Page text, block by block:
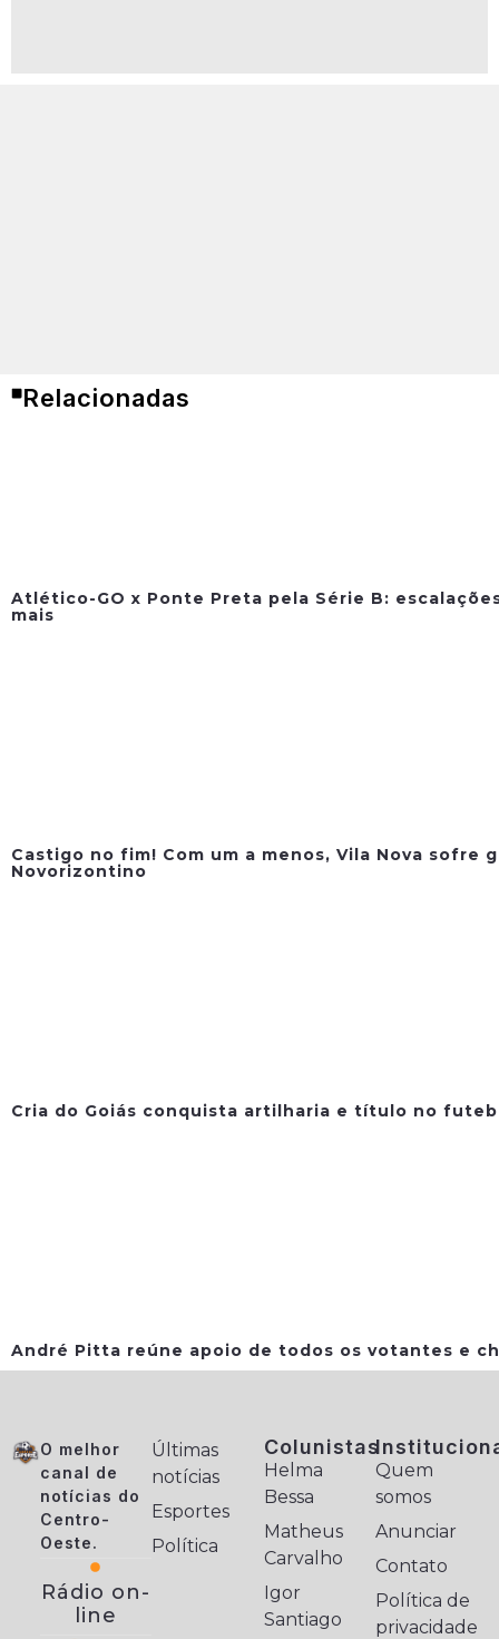
Relacionadas
Atlético-GO x Ponte Preta pela Série B:
mais
Castigo no fim! Com um a menos, Vila Nova sofre
Novorizontino
Cria do Goiás conquista artilharia e título no
André Pitta reúne apoio de todos os votantes e
O melhor
canal de
notícias do
Centro-
Oeste.
Rádio on-
line
Últimas
notícias
Esportes
Política
Colunistas
Helma
Bessa
Matheus
Carvalho
Igor
Santiago
Quem
somos
Anunciar
Contato
Política de
privacidade